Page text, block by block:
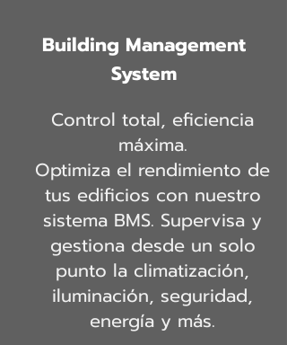
Building Management
System
Control total, eficiencia
máxima.
Optimiza el rendimiento de
tus edificios con nuestro
sistema BMS. Supervisa y
gestiona desde un solo
punto la climatización,
iluminación, seguridad,
energía y más.